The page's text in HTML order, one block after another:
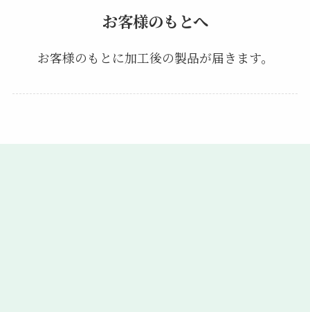
お客様のもとへ
お客様のもとに加工後の製品が届きます。